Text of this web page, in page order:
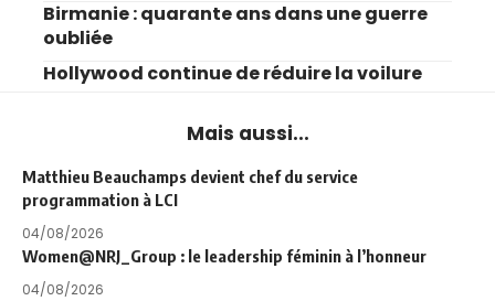
Birmanie : quarante ans dans une guerre
oubliée
Hollywood continue de réduire la voilure
Mais aussi...
Matthieu Beauchamps devient chef du service
programmation à LCI
04/08/2026
Women@NRJ_Group : le leadership féminin à l’honneur
04/08/2026